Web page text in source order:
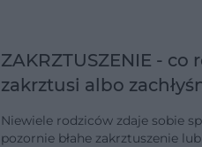
ZAKRZTUSZENIE -
zakrztusi albo
Niewiele rodziców zdaje sobie
pozornie błahe zakrztuszenie